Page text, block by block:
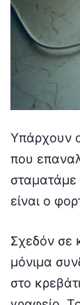
Υπάρχουν
που
σταματάμε
είναι ο
Σχεδόν σε
μόνιμα
στο